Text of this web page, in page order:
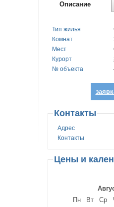
Описание
Тип жилья
Комнат
Мест
Курорт
№ объекта
Контакты
Адрес
Контакты
Цены и
Пн
Вт Ср